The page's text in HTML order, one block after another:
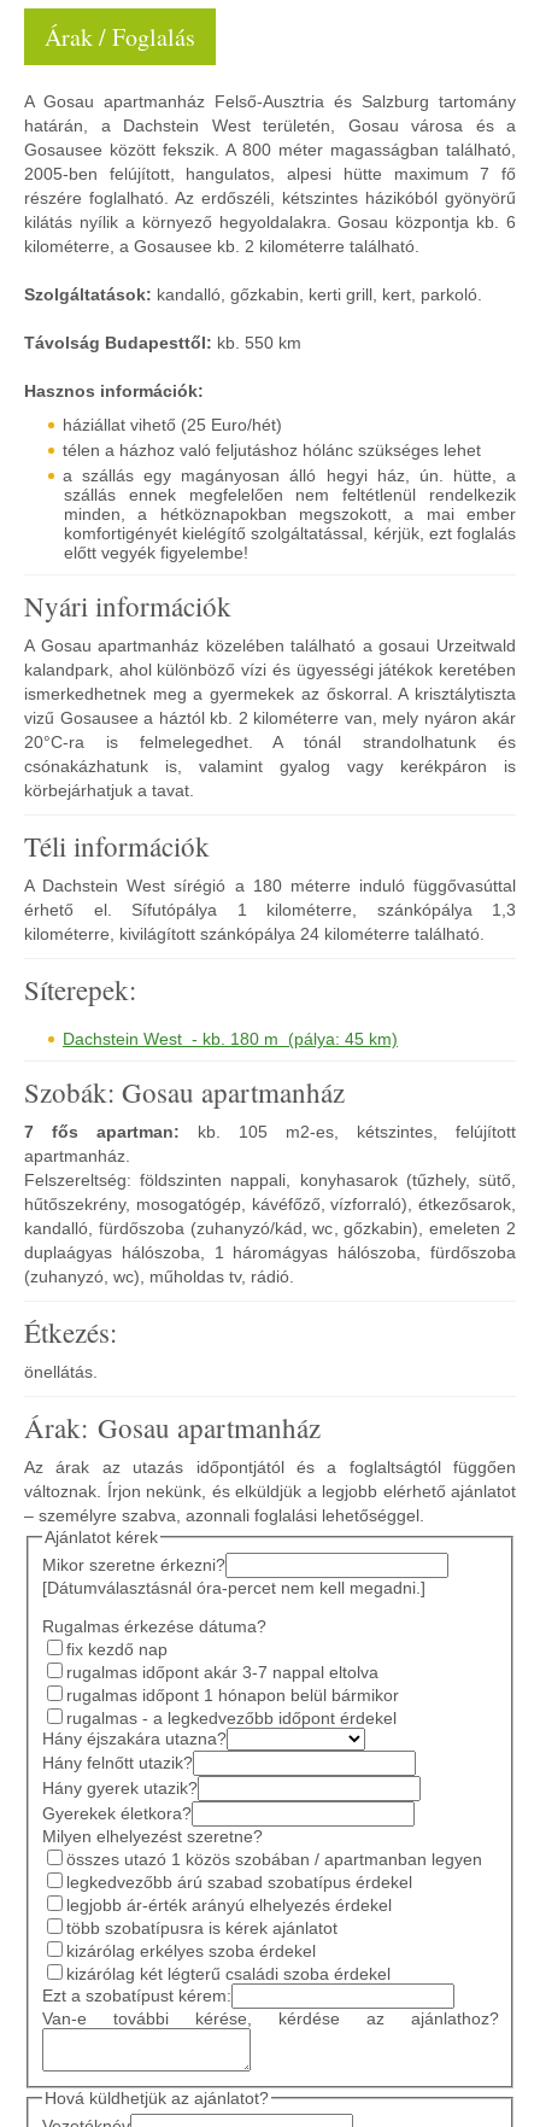
Árak / Foglalás
A Gosau apartmanház Felső-Ausztria és Salzburg tartomány
határán, a Dachstein West területén, Gosau városa és a
Gosausee között fekszik. A 800 méter magasságban található,
2005-ben felújított, hangulatos, alpesi hütte maximum 7 fő
részére foglalható. Az erdőszéli, kétszintes házikóból gyönyörű
kilátás nyílik a környező hegyoldalakra. Gosau központja kb. 6
kilométerre, a Gosausee kb. 2 kilométerre található.
Szolgáltatások: kandalló, gőzkabin, kerti grill, kert, parkoló.
Távolság Budapesttől: kb. 550 km
Hasznos információk:
háziállat vihető (25 Euro/hét)
télen a házhoz való feljutáshoz hólánc szükséges lehet
a szállás egy magányosan álló hegyi ház, ún. hütte, a
szállás ennek megfelelően nem feltétlenül rendelkezik
minden, a hétköznapokban megszokott, a mai ember
komfortigényét kielégítő szolgáltatással, kérjük, ezt foglalás
előtt vegyék figyelembe!
Nyári információk
A Gosau apartmanház közelében található a gosaui Urzeitwald
kalandpark, ahol különböző vízi és ügyességi játékok keretében
ismerkedhetnek meg a gyermekek az őskorral. A krisztálytiszta
vizű Gosausee a háztól kb. 2 kilométerre van, mely nyáron akár
20 °C-ra is felmelegedhet. A tónál strandolhatunk és
csónakázhatunk is, valamint gyalog vagy kerékpáron is
körbejárhatjuk a tavat.
Téli információk
A Dachstein West sírégió a 180 méterre induló függővasúttal
érhető el. Sífutópálya 1 kilométerre, szánkópálya 1,3
kilométerre, kivilágított szánkópálya 24 kilométerre található.
Síterepek:
Dachstein West - kb. 180 m (pálya: 45 km)
Szobák: Gosau apartmanház
7 fős apartman: kb. 105 m2-es, kétszintes, felújított
apartmanház.
Felszereltség: földszinten nappali, konyhasarok (tűzhely, sütő,
hűtőszekrény, mosogatógép, kávéfőző, vízforraló), étkezősarok,
kandalló, fürdőszoba (zuhanyzó/kád, wc, gőzkabin), emeleten 2
duplaágyas hálószoba, 1 háromágyas hálószoba, fürdőszoba
(zuhanyzó, wc), műholdas tv, rádió.
Étkezés:
önellátás.
Árak: Gosau apartmanház
Az árak az utazás időpontjától és a foglaltságtól függően
változnak. Írjon nekünk, és elküldjük a legjobb elérhető ajánlatot
– személyre szabva, azonnali foglalási lehetőséggel.
Ajánlatot kérek
Mikor szeretne érkezni?
[Dátumválasztásnál óra-percet nem kell megadni.]
Rugalmas érkezése dátuma?
fix kezdő nap
rugalmas időpont akár 3-7 nappal eltolva
rugalmas időpont 1 hónapon belül bármikor
rugalmas - a legkedvezőbb időpont érdekel
Hány éjszakára utazna?
Hány felnőtt utazik?
Hány gyerek utazik?
Gyerekek életkora?
Milyen elhelyezést szeretne?
összes utazó 1 közös szobában / apartmanban legyen
legkedvezőbb árú szabad szobatípus érdekel
legjobb ár-érték arányú elhelyezés érdekel
több szobatípusra is kérek ajánlatot
kizárólag erkélyes szoba érdekel
kizárólag két légterű családi szoba érdekel
Ezt a szobatípust kérem:
Van-e további kérése, kérdése az ajánlathoz?
Hová küldhetjük az ajánlatot?